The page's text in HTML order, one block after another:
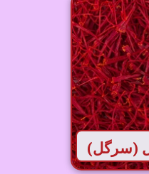
(سرگل)